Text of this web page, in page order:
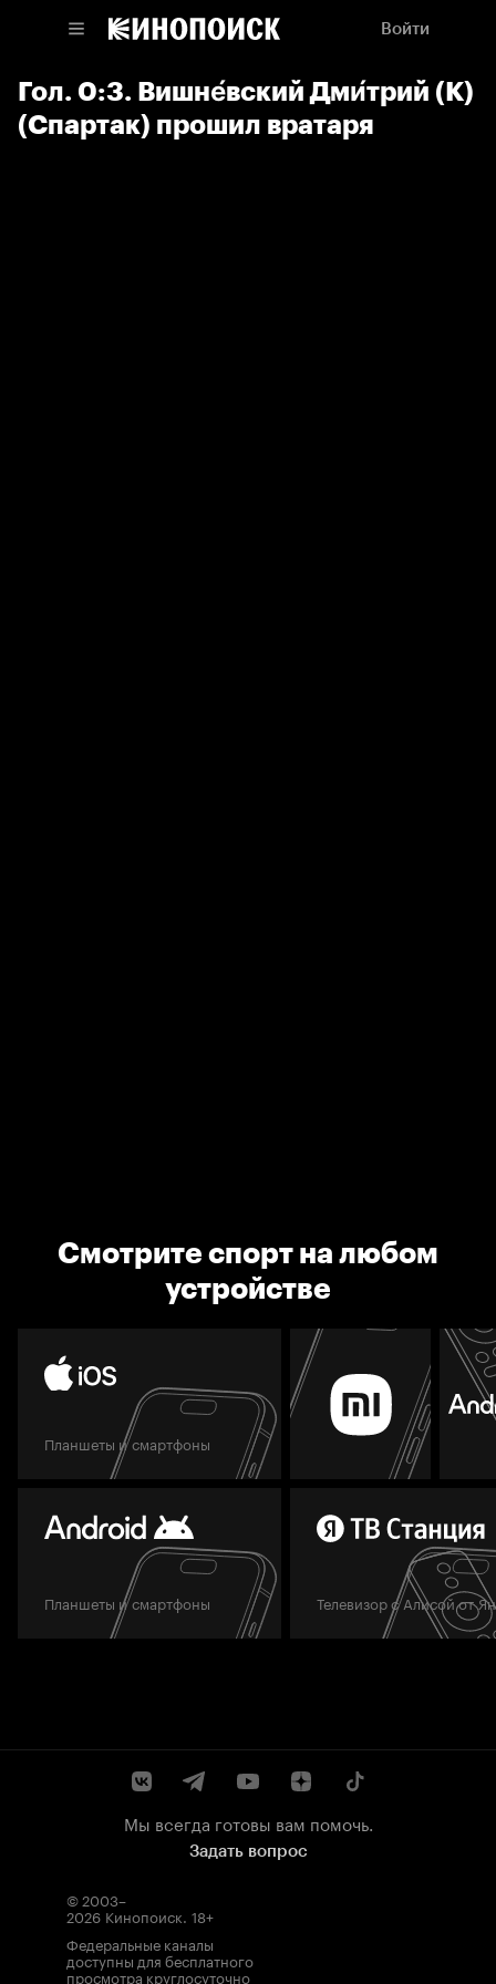
Войти
Гол. 0:3. Вишне́вский Дми́трий (К)
(Спартак) прошил вратаря
Смотрите спорт на любом
устройстве
Планшеты и смартфоны
Планшеты и смартфоны Телевизор с Алисой от
Мы всегда готовы вам помочь.
Задать вопрос
© 2003–
2026 Кинопоиск. 18+
Федеральные каналы
доступны для бесплатного
просмотра круглосуточно